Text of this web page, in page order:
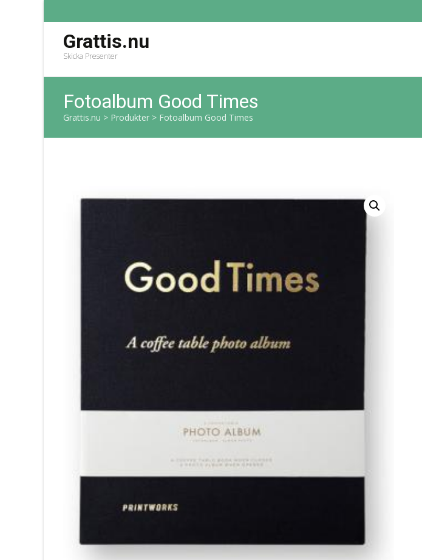
Grattis.nu
Skicka Presenter
Fotoalbum Good Times
Grattis.nu > Produkter > Fotoalbum Good Times